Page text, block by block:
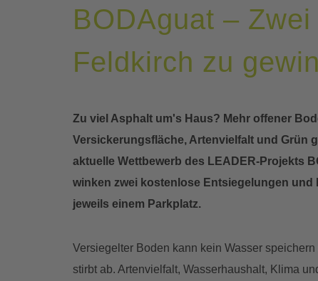
BODAguat –
Feldkirch zu
Zu viel Asphalt um's Haus? Mehr offener
Versickerungsfläche, Artenvielfalt und Grün
aktuelle Wettbewerb des LEADER-Projekts
winken zwei kostenlose Entsiegelungen
jeweils einem Parkplatz.
Versiegelter Boden kann kein Wasser
stirbt ab. Artenvielfalt, Wasserhaushalt, Klima